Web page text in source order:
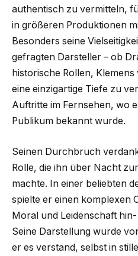
authentisch zu vermitteln,
in größeren Produktionen
Besonders seine
gefragten Darsteller – ob
historische Rollen,
eine einzigartige Tiefe zu
Auftritte im Fernsehen, wo
Publikum bekannt wurde.
Seinen Durchbruch
Rolle, die ihn über Nacht
machte. In einer beliebten
spielte er einen komplexen
Moral und Leidenschaft
Seine Darstellung wurde
er es verstand, selbst in